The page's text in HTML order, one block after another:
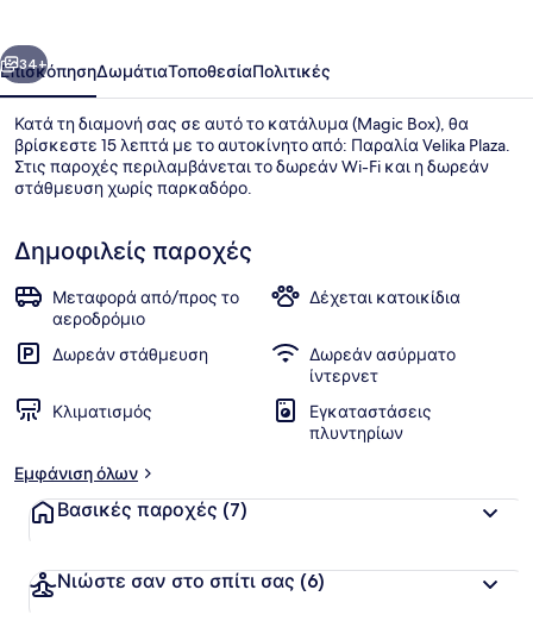
Επόμενο
34+
ΕπισκόπησηΔωμάτιαΤοποθεσίαΠολιτικές
Κατά τη διαμονή σας σε αυτό το κατάλυμα (Magic Box), θα
βρίσκεστε 15 λεπτά με το αυτοκίνητο από: Παραλία Velika Plaza.
Στις παροχές περιλαμβάνεται το δωρεάν Wi-Fi και η δωρεάν
στάθμευση χωρίς παρκαδόρο.
Δημοφιλείς παροχές
Μεταφορά από/προς το
αεροδρόμιο
Δέχεται κατοικίδια
Δωρεάν στάθμευση
Δωρεάν ασύρματο
ίντερνετ
Κλιματισμός
Εγκαταστάσεις
πλυντηρίων
Εμφάνιση όλων
Βασικές παροχές (7)
Νιώστε σαν στο σπίτι σας (6)